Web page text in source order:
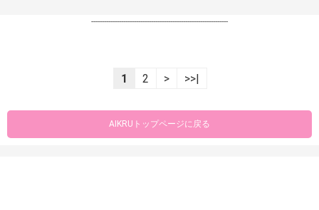
----------------------------------------------------------------
1 2 > >>|
AIKRUトップページに戻る